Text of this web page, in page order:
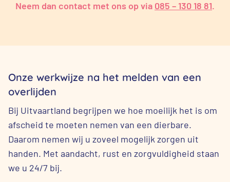
Neem dan contact met ons op via 085 – 130 18 81.
Onze werkwijze na het melden van een
overlijden
Bij Uitvaartland begrijpen we hoe moeilijk het is om
afscheid te moeten nemen van een dierbare.
Daarom nemen wij u zoveel mogelijk zorgen uit
handen. Met aandacht, rust en zorgvuldigheid staan
we u 24/7 bij.